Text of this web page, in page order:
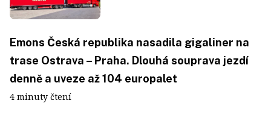
Emons Česká republika nasadila gigaliner na
trase Ostrava – Praha. Dlouhá souprava jezdí
denně a uveze až 104 europalet
4 minuty čtení